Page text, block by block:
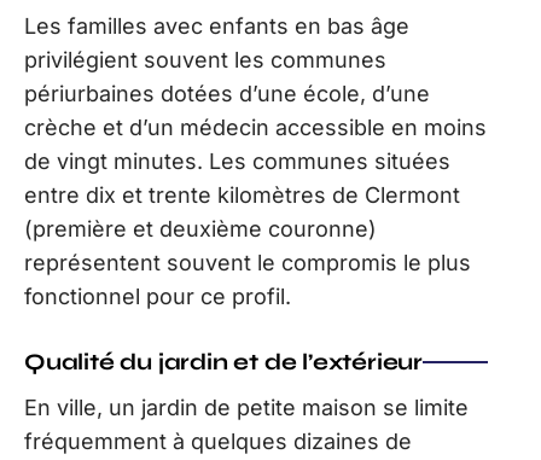
Les familles avec enfants en bas âge
privilégient souvent les communes
périurbaines dotées d’une école, d’une
crèche et d’un médecin accessible en moins
de vingt minutes. Les communes situées
entre dix et trente kilomètres de Clermont
(première et deuxième couronne)
représentent souvent le compromis le plus
fonctionnel pour ce profil.
Qualité du jardin et de l’extérieur
En ville, un jardin de petite maison se limite
fréquemment à quelques dizaines de